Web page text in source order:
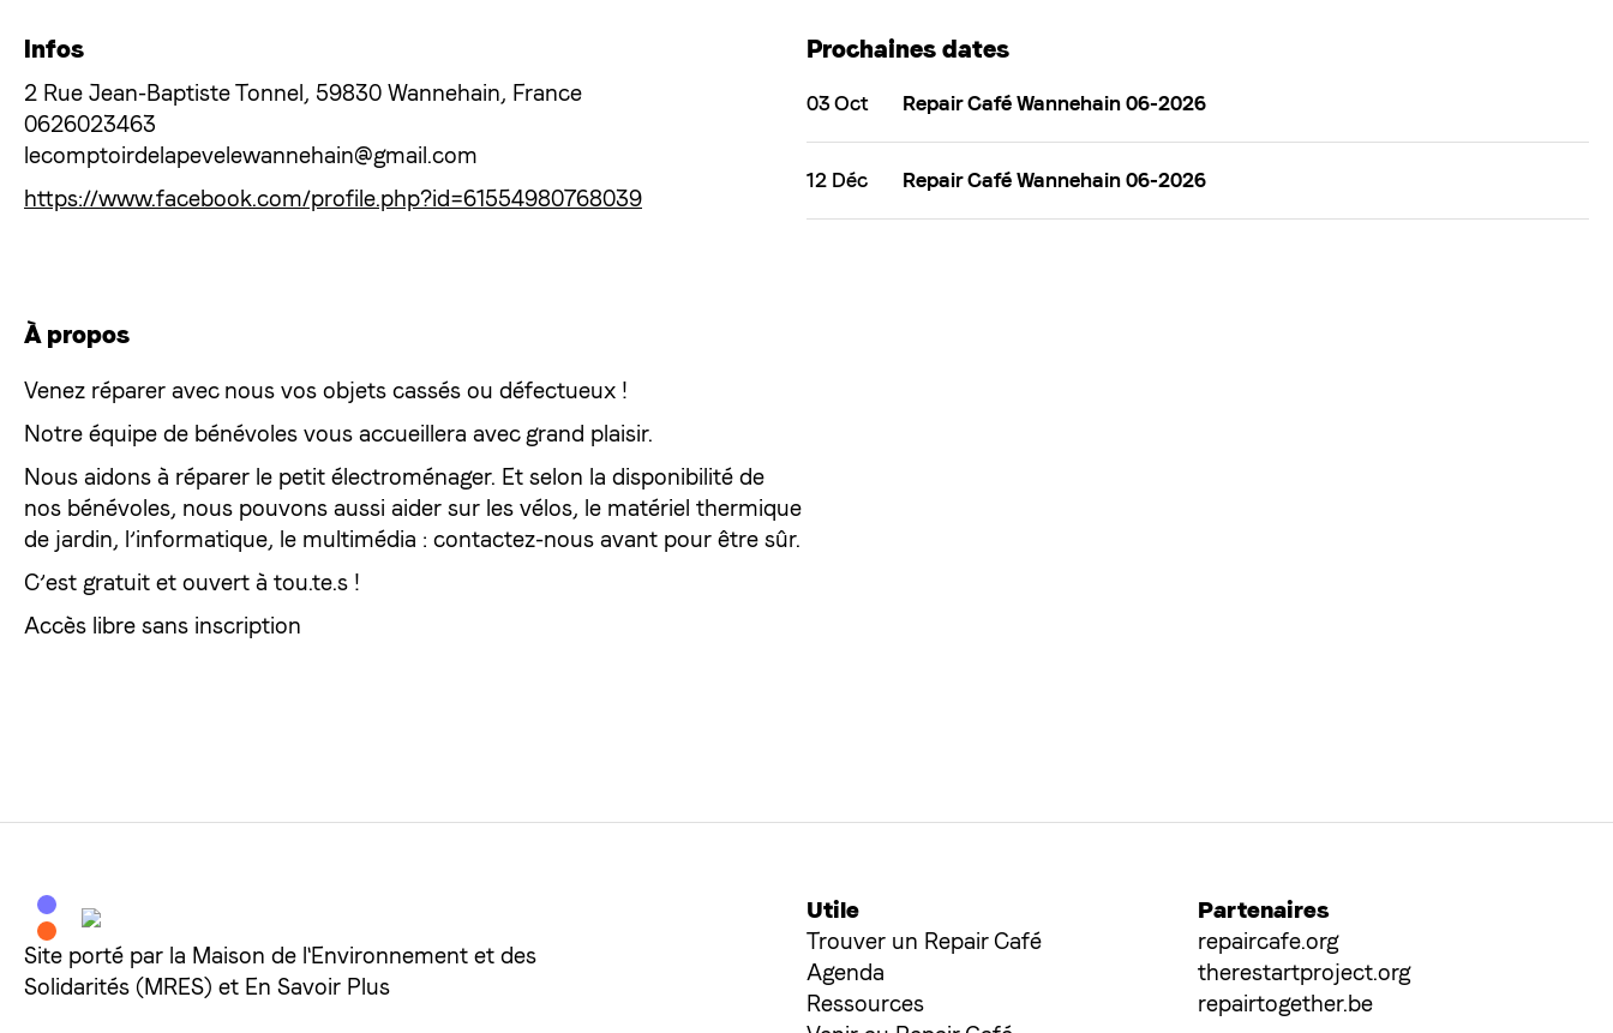
Infos
2 Rue Jean-Baptiste Tonnel, 59830 Wannehain, France
0626023463
lecomptoirdelapevelewannehain@gmail.com
https://www.facebook.com/profile.php?id=61554980768039
À propos
Venez réparer avec nous vos objets cassés ou défectueux !
Notre équipe de bénévoles vous accueillera avec grand plaisir.
Nous aidons à réparer le petit électroménager. Et selon la disponibilité de
nos bénévoles, nous pouvons aussi aider sur les vélos, le matériel thermique
de jardin, l’informatique, le multimédia : contactez-nous avant pour être sûr.
C’est gratuit et ouvert à tou.te.s !
Accès libre sans inscription
Prochaines dates
03 Oct Repair Café Wannehain 06-2026
12 Déc Repair Café Wannehain 06-2026
Site porté par la Maison de l'Environnement et des
Solidarités (MRES) et En Savoir Plus
Utile
Trouver un Repair Café
Agenda
Ressources
Partenaires
repaircafe.org
therestartproject.org
repairtogether.be